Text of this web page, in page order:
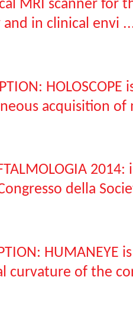
MRI scanner for
in clinical envi
acquisition
della
curvature of the